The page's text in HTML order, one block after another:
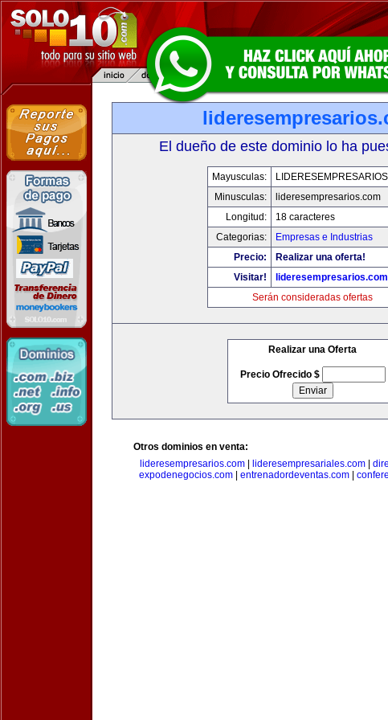
El dueño de este dominio lo ha
Mayusculas:
Minusculas:
lideresempresarios.com
Longitud:
18 caracteres
Categorias:
Empresas e Industrias
Precio:
Realizar una oferta!
Visitar!
lideresempresarios.com
Serán consideradas ofertas
Realizar una Oferta
Precio Ofrecido $
Otros dominios en venta:
lideresempresarios.com| lideresempresariales.com|
expodenegocios.com
entrenadordeventas.com